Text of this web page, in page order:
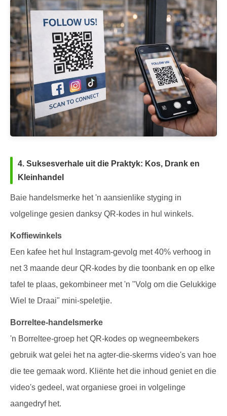
4. Suksesverhale uit die Praktyk: Kos, Drank en
Kleinhandel
Baie handelsmerke het 'n aansienlike styging in
volgelinge gesien danksy QR-kodes in hul winkels.
Koffiewinkels
Een kafee het hul Instagram-gevolg met 40% verhoog in
net 3 maande deur QR-kodes by die toonbank en op elke
tafel te plaas, gekombineer met 'n "Volg om die Gelukkige
Wiel te Draai" mini-speletjie.
Borreltee-handelsmerke
'n Borreltee-groep het QR-kodes op wegneembekers
gebruik wat gelei het na agter-die-skerms video's van hoe
die tee gemaak word. Kliënte het die inhoud geniet en die
video's gedeel, wat organiese groei in volgelinge
aangedryf het.